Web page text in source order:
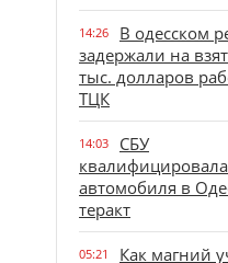
14:26
В одесском
задержали на
тыс. долларов
ТЦК
14:03
СБУ
автомобиля в
теракт
05:21 Как магний